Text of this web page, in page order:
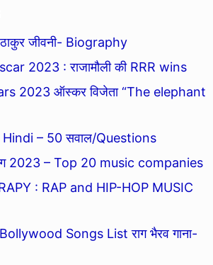
जीवनी- Biography
2023 : राजामौली की RRR wins
2023 ऑस्कर विजेता “The elephant
– 50 सवाल/Questions
2023 – Top 20 music companies
: RAP and HIP-HOP MUSIC
Songs List राग भैरव गाना-